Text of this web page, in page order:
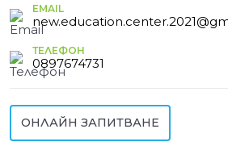
EMAIL
ТЕЛЕФОН
0897674731
ОНЛАЙН ЗАПИТВАНЕ